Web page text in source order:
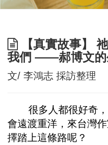
【真實故事】
我們 ——郝博文的
文/ 李鴻志 採訪整理
很多人都很好奇，
會遠渡重洋，來台灣
擇踏上這條路呢？